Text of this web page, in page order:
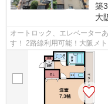
築
大
オートロック、エレベーター
す！ 2路線利用可能！大阪メトロ御堂筋線、あびこ駅が徒歩1分！JR阪和
線、我孫子町駅も徒歩圏内。